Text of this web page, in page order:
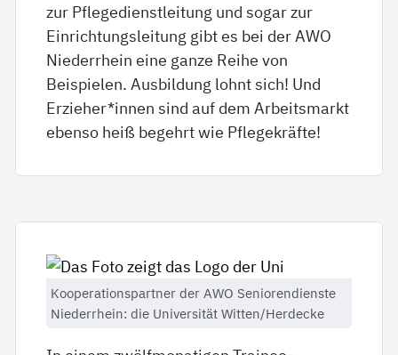
zur Pflegedienstleitung und sogar zur
Einrichtungsleitung gibt es bei der AWO
Niederrhein eine ganze Reihe von
Beispielen. Ausbildung lohnt sich! Und
Erzieher*innen sind auf dem Arbeitsmarkt
ebenso heiß begehrt wie Pflegekräfte!
Kooperationspartner der AWO Seniorendienste
Niederrhein: die Universität Witten/Herdecke